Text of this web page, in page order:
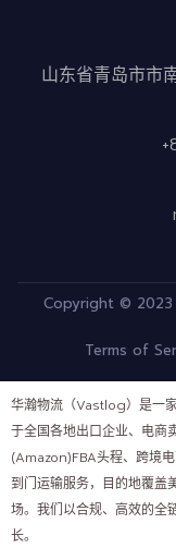
山东省青岛市市
Copyright © 2023
Terms of
华瀚物流（Vastlog）是一
于全国各地出口企业、电商
(Amazon)FBA头程、跨境
到门运输服务，目的地覆盖
场。我们以合规、高效的全
长。